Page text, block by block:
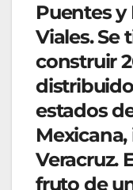
Puentes
Viales. Se
construir
estados
Veracruz.
fruto de